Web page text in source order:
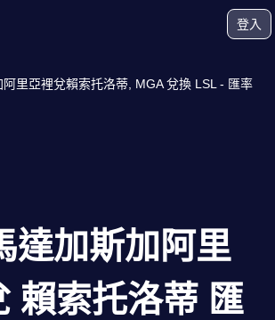
登入
阿里亞裡兌賴索托洛蒂, MGA 兌換 LSL - 匯率
達加斯加阿里
賴索托洛蒂 匯